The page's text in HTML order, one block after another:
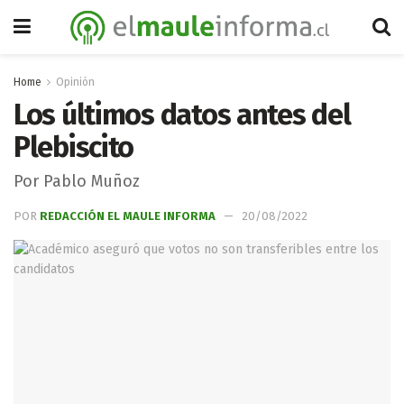
Home Opinión
Los últimos datos antes del
Plebiscito
Por Pablo Muñoz
POR REDACCIÓN EL MAULE INFORMA 20/08/2022